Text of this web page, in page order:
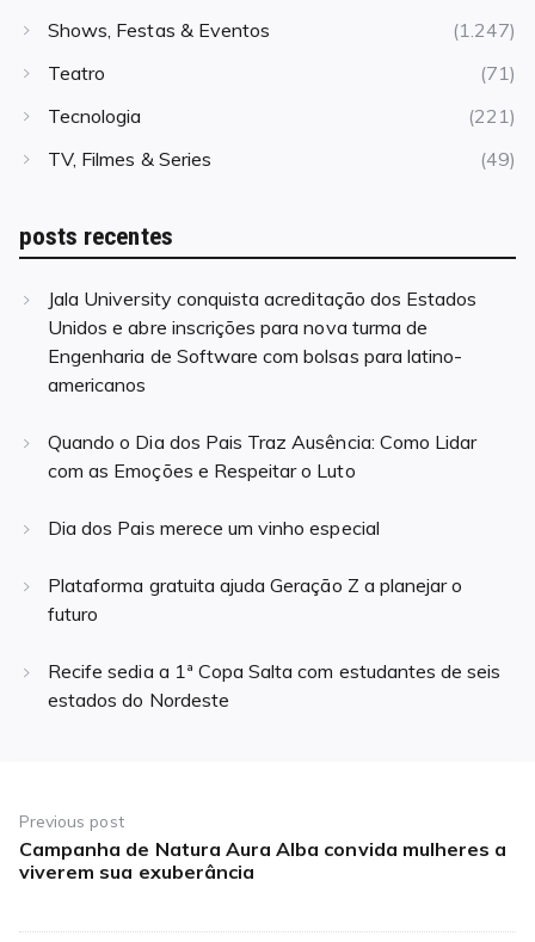
Shows, Festas & Eventos
(1.247)
Teatro
(71)
Tecnologia
(221)
TV, Filmes & Series
(49)
posts recentes
Jala University conquista acreditação dos Estados
Unidos e abre inscrições para nova turma de
Engenharia de Software com bolsas para latino-
americanos
Quando o Dia dos Pais Traz Ausência: Como Lidar
com as Emoções e Respeitar o Luto
Dia dos Pais merece um vinho especial
Plataforma gratuita ajuda Geração Z a planejar o
futuro
Recife sedia a 1ª Copa Salta com estudantes de seis
estados do Nordeste
de
Post
Previous post
Previous
post:
Campanha de Natura Aura Alba convida mulheres a
viverem sua exuberância